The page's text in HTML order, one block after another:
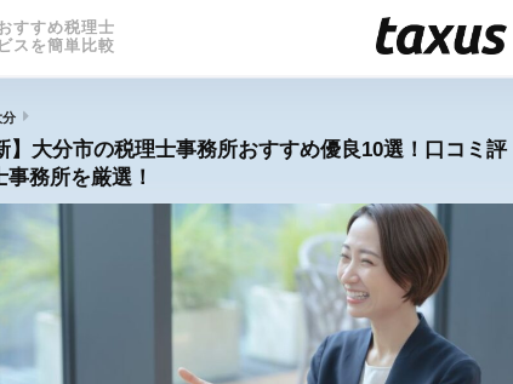
すすめ税理士
スを簡単比較
分
】大分市の税理士事務所おすすめ優良10選！口コミ評
務所を厳選！